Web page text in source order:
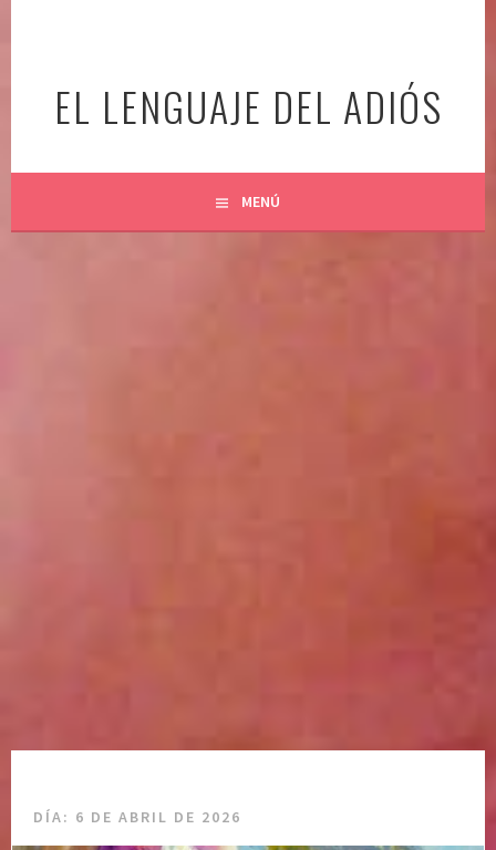
EL LENGUAJE DEL ADIÓS
MENÚ
DÍA: 6 DE ABRIL DE 2026